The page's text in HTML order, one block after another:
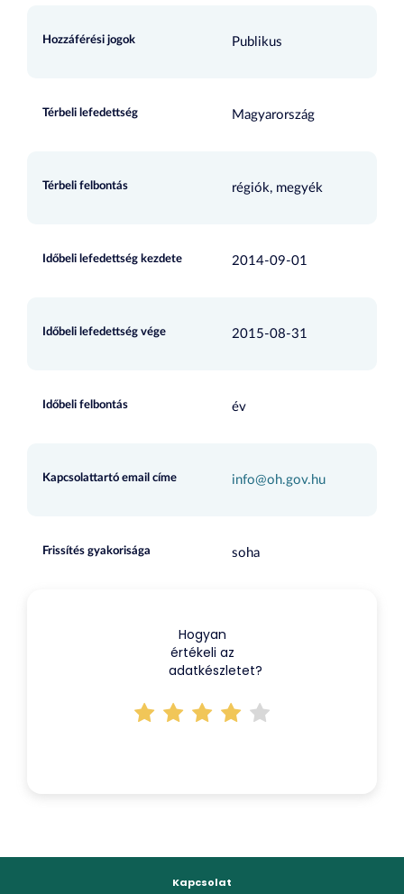
Hozzáférési jogok Publikus
Térbeli lefedettség Magyarország
Térbeli felbontás régiók, megyék
Időbeli lefedettség kezdete 2014-09-01
Időbeli lefedettség vége 2015-08-31
Időbeli felbontás év
Kapcsolattartó email címe info@oh.gov.hu
Frissítés gyakorisága soha
Hogyan
értékeli az
adatkészletet?
Kapcsolat